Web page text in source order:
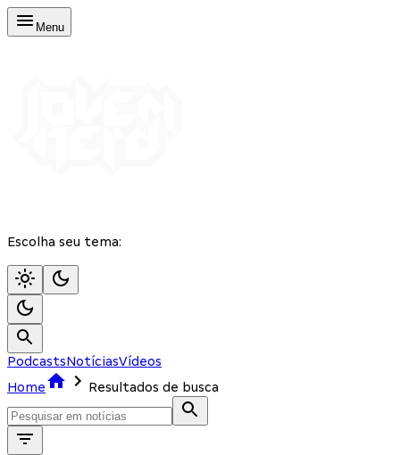
Menu
Escolha seu tema:
PodcastsNotíciasVídeos
Home
Resultados de busca